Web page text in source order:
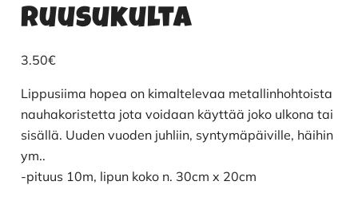
ruusukulta
3.50€
Lippusiima hopea on kimaltelevaa metallinhohtoista
nauhakoristetta jota voidaan käyttää joko ulkona tai
sisällä. Uuden vuoden juhliin, syntymäpäiville, häihin
ym..
-pituus 10m, lipun koko n. 30cm x 20cm